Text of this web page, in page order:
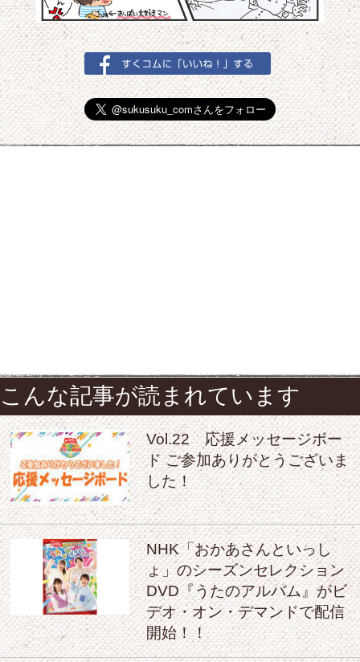
こんな記事が読まれています
Vol.22 応援メッセージボー
ド ご参加ありがとうございま
した！
NHK「おかあさんといっし
ょ」のシーズンセレクション
DVD『うたのアルバム』がビ
デオ・オン・デマンドで配信
開始！！